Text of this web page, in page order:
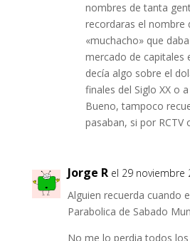
nombres de tanta
recordaras el nombre
«muchacho» que
mercado de capitales
decía algo sobre el
finales del Siglo XX o
Bueno, tampoco
pasaban, si por RCTV
Jorge R el 29 noviembre
Alguien recuerda cuando
Parabolica de Sabado
No me lo perdia todos